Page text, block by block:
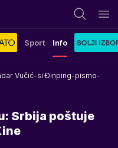
Sport Info
Vučić-si Đinping-pismo-
Srbija poštuje